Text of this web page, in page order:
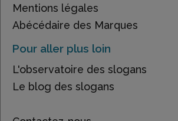
Mentions légales
Abécédaire des Marques
Pour aller plus loin
L'observatoire des slogans
Le blog des slogans